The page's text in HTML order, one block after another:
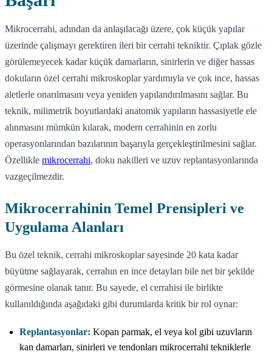
Mikrocerrahi, adından da anlaşılacağı üzere, çok küçük yapılar
üzerinde çalışmayı gerektiren ileri bir cerrahi tekniktir. Çıplak gözle
görülemeyecek kadar küçük damarların, sinirlerin ve diğer hassas
dokuların özel cerrahi mikroskoplar yardımıyla ve çok ince, hassas
aletlerle onarılmasını veya yeniden yapılandırılmasını sağlar. Bu
teknik, milimetrik boyutlardaki anatomik yapıların hassasiyetle ele
alınmasını mümkün kılarak, modern cerrahinin en zorlu
operasyonlarından bazılarının başarıyla gerçekleştirilmesini sağlar.
Özellikle mikrocerrahi, doku nakilleri ve uzuv replantasyonlarında
vazgeçilmezdir.
Mikrocerrahinin Temel Prensipleri ve
Uygulama Alanları
Bu özel teknik, cerrahi mikroskoplar sayesinde 20 kata kadar
büyütme sağlayarak, cerrahın en ince detayları bile net bir şekilde
görmesine olanak tanır. Bu sayede, el cerrahisi ile birlikte
kullanıldığında aşağıdaki gibi durumlarda kritik bir rol oynar:
Replantasyonlar: Kopan parmak, el veya kol gibi uzuvların
kan damarları, sinirleri ve tendonları mikrocerrahi tekniklerle